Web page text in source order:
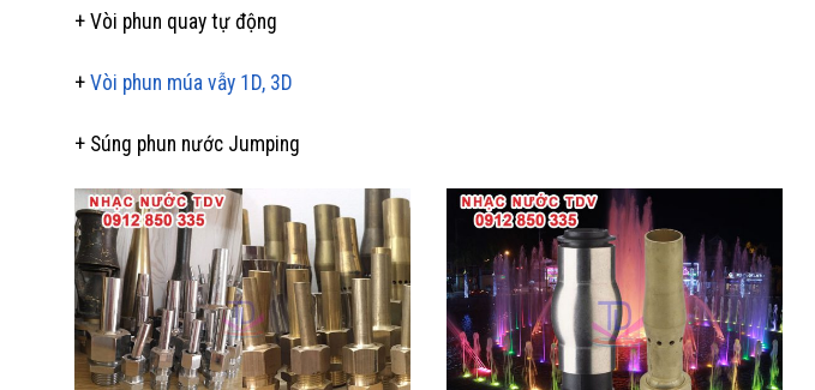
+ Vòi phun quay tự động
+ Vòi phun múa vẫy 1D, 3D
+ Súng phun nước Jumping